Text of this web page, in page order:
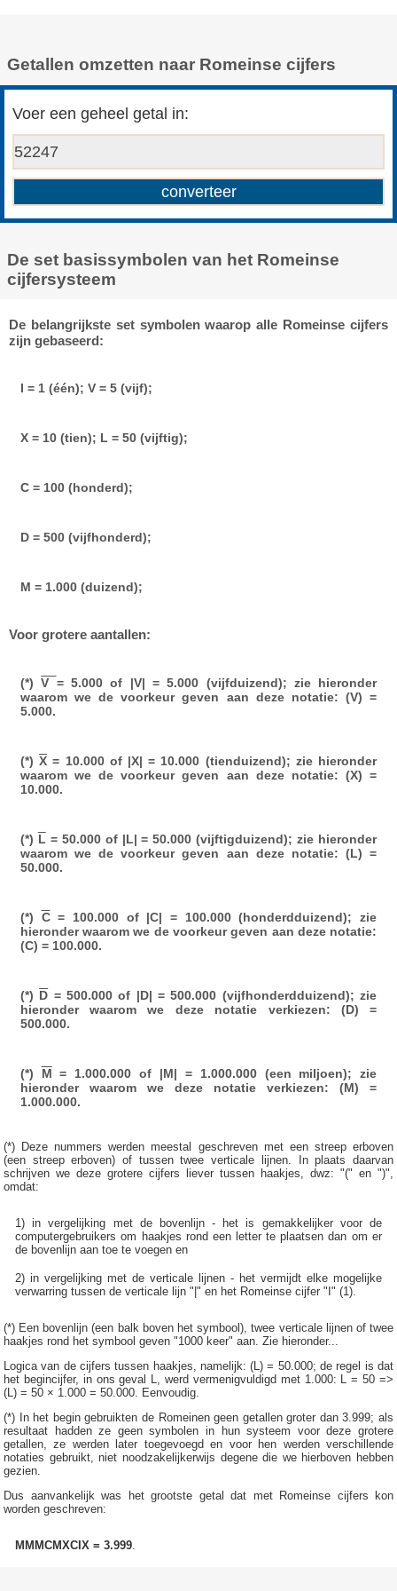
Getallen omzetten naar Romeinse cijfers
Voer een geheel getal in:
De set basissymbolen van het Romeinse
cijfersysteem
De belangrijkste set symbolen waarop alle Romeinse cijfers
zijn gebaseerd:
I = 1 (één); V = 5 (vijf);
X = 10 (tien); L = 50 (vijftig);
C = 100 (honderd);
D = 500 (vijfhonderd);
M = 1.000 (duizend);
Voor grotere aantallen:
(*)V = 5.000 of |V| = 5.000 (vijfduizend); zie hieronder
waarom we de voorkeur geven aan deze notatie: (V) =
5.000.
(*)X = 10.000 of |X| = 10.000 (tienduizend); zie hieronder
waarom we de voorkeur geven aan deze notatie: (X) =
10.000.
(*) L = 50.000 of |L| = 50.000 (vijftigduizend); zie hieronder
waarom we de voorkeur geven aan deze notatie: (L) =
50.000.
(*) C= 100.000 of |C| = 100.000 (honderdduizend); zie
hieronder waarom we de voorkeur geven aan deze notatie:
(C) = 100.000.
(*) D = 500.000 of |D| = 500.000 (vijfhonderdduizend); zie
hieronder waarom we deze notatie verkiezen: (D) =
500.000.
(*) M = 1.000.000 of |M| = 1.000.000 (een miljoen); zie
hieronder waarom we deze notatie verkiezen: (M) =
1.000.000.
(*) Deze nummers werden meestal geschreven met een streep erboven
(een streep erboven) of tussen twee verticale lijnen. In plaats daarvan
schrijven we deze grotere cijfers liever tussen haakjes, dwz: "(" en ")",
omdat:
1) in vergelijking met de bovenlijn - het is gemakkelijker voor de
computergebruikers om haakjes rond een letter te plaatsen dan om er
de bovenlijn aan toe te voegen en
2) in vergelijking met de verticale lijnen - het vermijdt elke mogelijke
verwarring tussen de verticale lijn "|" en het Romeinse cijfer "I" (1).
(*) Een bovenlijn (een balk boven het symbool), twee verticale lijnen of twee
haakjes rond het symbool geven "1000 keer" aan. Zie hieronder...
Logica van de cijfers tussen haakjes, namelijk: (L) = 50.000; de regel is dat
het begincijfer, in ons geval L, werd vermenigvuldigd met 1.000: L = 50 =>
(L) = 50 × 1.000 = 50.000. Eenvoudig.
(*) In het begin gebruikten de Romeinen geen getallen groter dan 3.999; als
resultaat hadden ze geen symbolen in hun systeem voor deze grotere
getallen, ze werden later toegevoegd en voor hen werden verschillende
notaties gebruikt, niet noodzakelijkerwijs degene die we hierboven hebben
gezien.
Dus aanvankelijk was het grootste getal dat met Romeinse cijfers kon
worden geschreven:
MMMCMXCIX = 3.999